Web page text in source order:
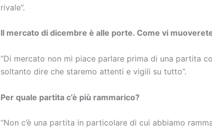
rivale”.
Il mercato di dicembre è alle porte. Come vi
“Di mercato non mi piace parlare prima di una partita
soltanto dire che staremo attenti e vigili su tutto”.
Per quale partita c’è più rammarico?
“Non c’è una partita in particolare di cui abbiamo